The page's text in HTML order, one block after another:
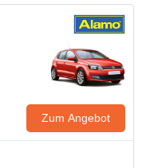
Zum Angebot